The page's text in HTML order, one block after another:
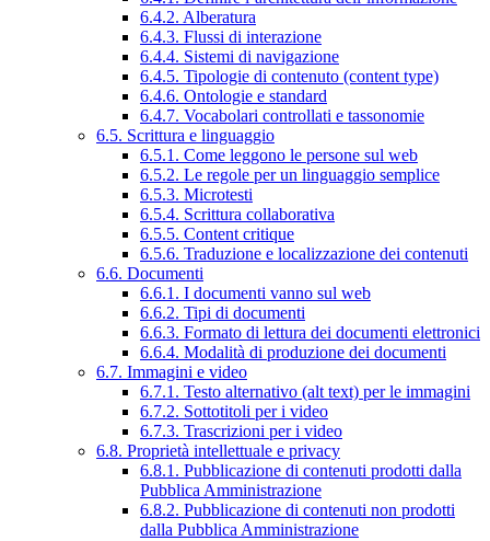
6.4.2. Alberatura
6.4.3. Flussi di interazione
6.4.4. Sistemi di navigazione
6.4.5. Tipologie di contenuto (content type)
6.4.6. Ontologie e standard
6.4.7. Vocabolari controllati e tassonomie
6.5. Scrittura e linguaggio
6.5.1. Come leggono le persone sul web
6.5.2. Le regole per un linguaggio semplice
6.5.3. Microtesti
6.5.4. Scrittura collaborativa
6.5.5. Content critique
6.5.6. Traduzione e localizzazione dei contenuti
6.6. Documenti
6.6.1. I documenti vanno sul web
6.6.2. Tipi di documenti
6.6.3. Formato di lettura dei documenti elettronici
6.6.4. Modalità di produzione dei documenti
6.7. Immagini e video
6.7.1. Testo alternativo (alt text) per le immagini
6.7.2. Sottotitoli per i video
6.7.3. Trascrizioni per i video
6.8. Proprietà intellettuale e privacy
6.8.1. Pubblicazione di contenuti prodotti dalla
Pubblica Amministrazione
6.8.2. Pubblicazione di contenuti non prodotti
dalla Pubblica Amministrazione